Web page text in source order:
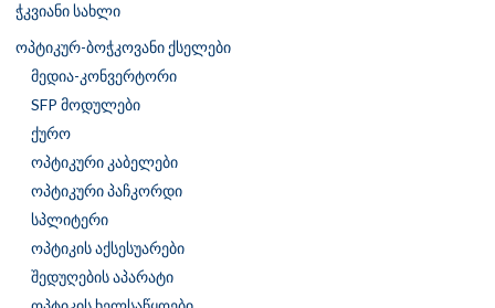
ჭკვიანი სახლი
ოპტიკურ-ბოჭკოვანი ქსელები
მედია-კონვერტორი
SFP მოდულები
ქურო
ოპტიკური კაბელები
ოპტიკური პაჩკორდი
სპლიტერი
ოპტიკის აქსესუარები
შედუღების აპარატი